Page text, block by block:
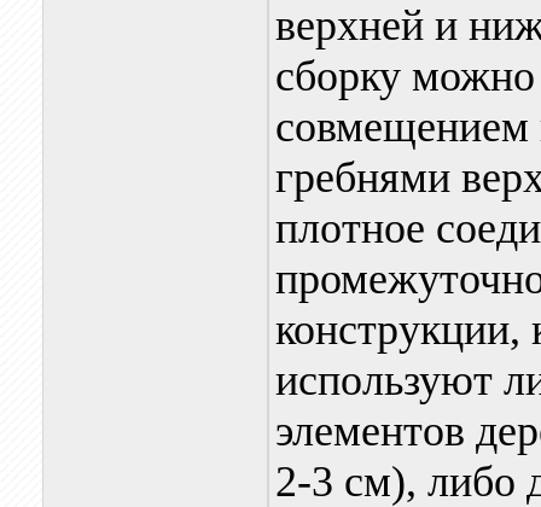
верхней и
сборку
совмещением
гребнями
плотное
конструкции,
используют
элементов
2-3 см), либо